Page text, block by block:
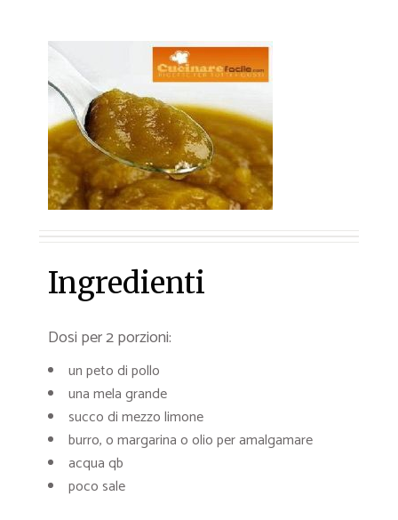
Ingredienti
Dosi per 2 porzioni:
un peto di pollo
una mela grande
succo di mezzo limone
burro, o margarina o olio per amalgamare
acqua qb
poco sale